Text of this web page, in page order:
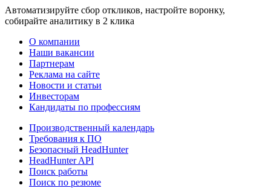
Автоматизируйте сбор откликов, настройте воронку,
собирайте аналитику в 2 клика
О компании
Наши вакансии
Партнерам
Реклама на сайте
Новости и статьи
Инвесторам
Кандидаты по профессиям
Производственный календарь
Требования к ПО
Безопасный HeadHunter
HeadHunter API
Поиск работы
Поиск по резюме